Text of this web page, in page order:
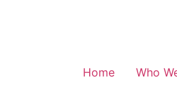
Home Who